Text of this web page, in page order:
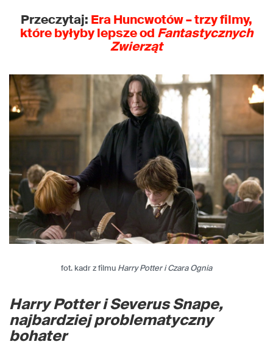
Przeczytaj: Era Huncwotów – trzy filmy,
które byłyby lepsze od Fantastycznych
Zwierząt
fot. kadr z filmu Harry Potter i Czara Ognia
Harry Potter i Severus Snape,
najbardziej problematyczny
bohater